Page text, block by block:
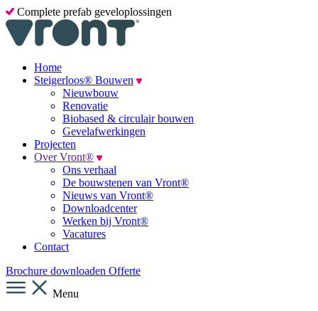
Complete prefab geveloplossingen
Home
Steigerloos® Bouwen
Nieuwbouw
Renovatie
Biobased & circulair bouwen
Gevelafwerkingen
Projecten
Over Vront®
Ons verhaal
De bouwstenen van Vront®
Nieuws van Vront®
Downloadcenter
Werken bij Vront®
Vacatures
Contact
Brochure downloaden Offerte
Menu